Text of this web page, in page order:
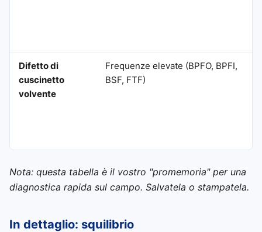
Difetto di
cuscinetto
volvente
Frequenze elevate (BPFO, BPFI,
BSF, FTF)
Nota: questa tabella è il vostro "promemoria" per una
diagnostica rapida sul campo. Salvatela o stampatela.
In dettaglio: squilibrio